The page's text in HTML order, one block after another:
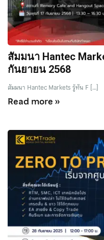
สัมมนา Hantec
กันยายน 2568
สัมมนา Hantec Markets รู้ทัน F […]
Read more »